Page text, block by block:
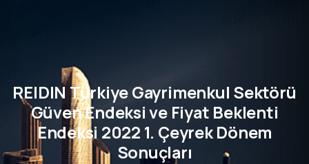
REIDIN Türkiye Gayrimenkul Sektörü
Güven Endeksi ve Fiyat Beklenti
Endeksi 2022 1. Çeyrek Dönem
Sonuçları